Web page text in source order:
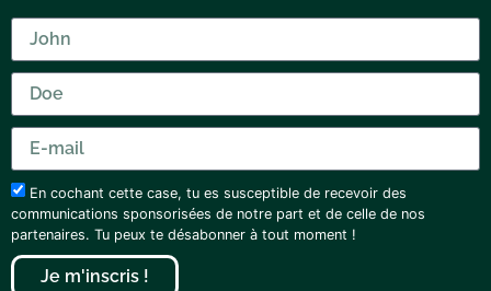
En cochant cette case, tu es susceptible de recevoir des
communications sponsorisées de notre part et de celle de nos
partenaires. Tu peux te désabonner à tout moment !
Je m'inscris !